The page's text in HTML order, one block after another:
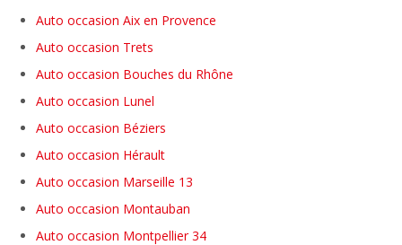
Auto occasion Aix en Provence
Auto occasion Trets
Auto occasion Bouches du Rhône
Auto occasion Lunel
Auto occasion Béziers
Auto occasion Hérault
Auto occasion Marseille 13
Auto occasion Montauban
Auto occasion Montpellier 34